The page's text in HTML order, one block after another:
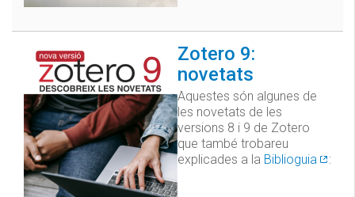
Zotero 9:
novetats
Aquestes són algunes de
les novetats de les
versions 8 i 9 de Zotero
que també trobareu
explicades a la Biblioguia :